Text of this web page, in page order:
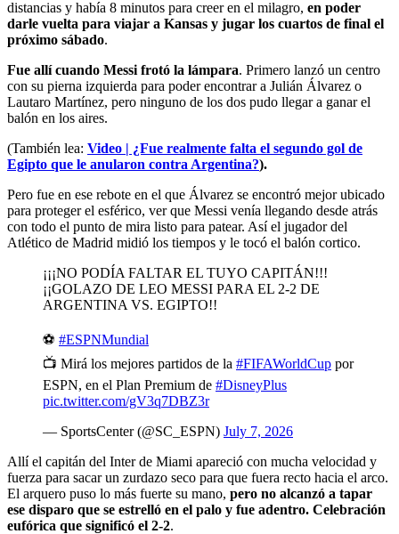
distancias y había 8 minutos para creer en el milagro, en poder
darle vuelta para viajar a Kansas y jugar los cuartos de final el
próximo sábado.
Fue allí cuando Messi frotó la lámpara. Primero lanzó un centro
con su pierna izquierda para poder encontrar a Julián Álvarez o
Lautaro Martínez, pero ninguno de los dos pudo llegar a ganar el
balón en los aires.
(También lea: Video | ¿Fue realmente falta el segundo gol de
Egipto que le anularon contra Argentina?).
Pero fue en ese rebote en el que Álvarez se encontró mejor ubicado
para proteger el esférico, ver que Messi venía llegando desde atrás
con todo el punto de mira listo para patear. Así el jugador del
Atlético de Madrid midió los tiempos y le tocó el balón cortico.
¡¡¡NO PODÍA FALTAR EL TUYO CAPITÁN!!!
¡¡GOLAZO DE LEO MESSI PARA EL 2-2 DE
ARGENTINA VS. EGIPTO!!
⚽ #ESPNMundial
📺 Mirá los mejores partidos de la #FIFAWorldCup por
ESPN, en el Plan Premium de #DisneyPlus
pic.twitter.com/gV3q7DBZ3r
— SportsCenter (@SC_ESPN) July 7, 2026
Allí el capitán del Inter de Miami apareció con mucha velocidad y
fuerza para sacar un zurdazo seco para que fuera recto hacia el arco.
El arquero puso lo más fuerte su mano, pero no alcanzó a tapar
ese disparo que se estrelló en el palo y fue adentro. Celebración
eufórica que significó el 2-2.